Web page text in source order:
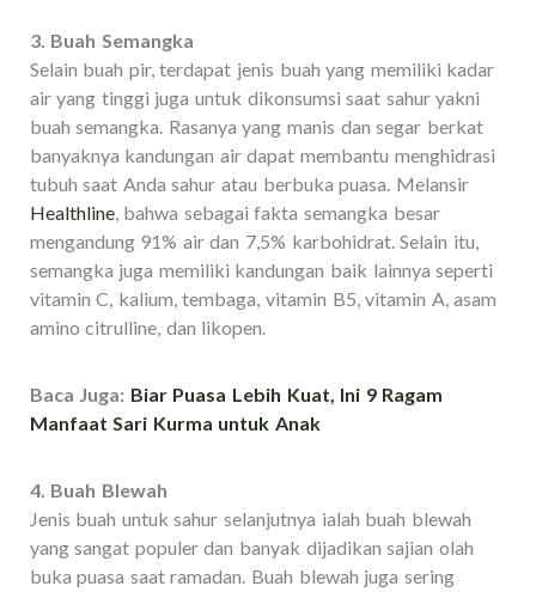
3. Buah Semangka
Selain buah pir, terdapat jenis buah yang memiliki kadar
air yang tinggi juga untuk dikonsumsi saat sahur yakni
buah semangka. Rasanya yang manis dan segar berkat
banyaknya kandungan air dapat membantu menghidrasi
tubuh saat Anda sahur atau berbuka puasa. Melansir
Healthline, bahwa sebagai fakta semangka besar
mengandung 91% air dan 7,5% karbohidrat. Selain itu,
semangka juga memiliki kandungan baik lainnya seperti
vitamin C, kalium, tembaga, vitamin B5, vitamin A, asam
amino citrulline, dan likopen.
Baca Juga: Biar Puasa Lebih Kuat, Ini 9 Ragam
Manfaat Sari Kurma untuk Anak
4. Buah Blewah
Jenis buah untuk sahur selanjutnya ialah buah blewah
yang sangat populer dan banyak dijadikan sajian olah
buka puasa saat ramadan. Buah blewah juga sering